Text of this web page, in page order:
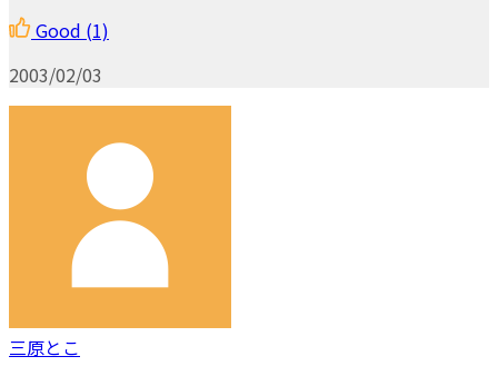
Good (1)
2003/02/03
三原とこ